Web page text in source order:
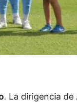
. La dirigencia de